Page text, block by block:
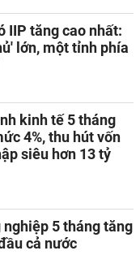
IIP tăng cao nhất:
lớn, một tỉnh phía
kinh tế 5 tháng
4%, thu hút vốn
siêu hơn 13 tỷ
5 tháng tăng
cả nước